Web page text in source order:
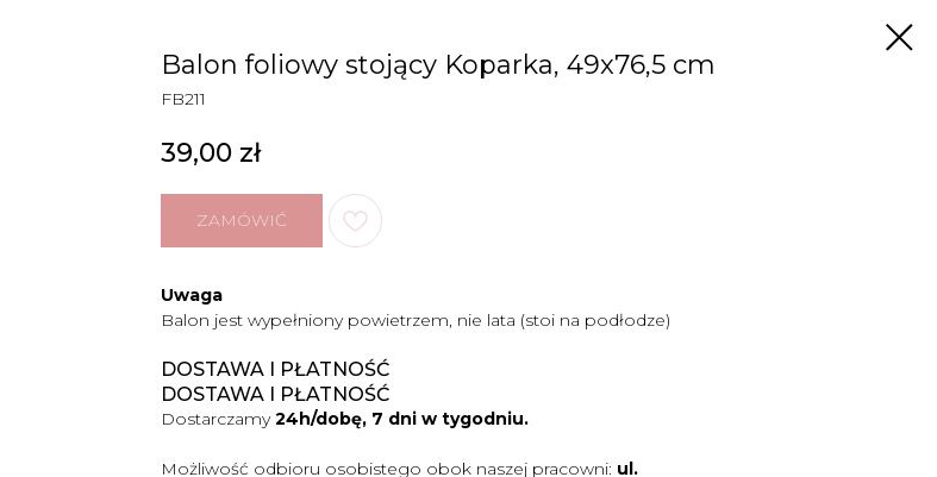
Balon foliowy stojący Koparka, 49x76,5 cm
FB211
39,00 zł
ZAMÓWIĆ
Uwaga
Balon jest wypełniony powietrzem, nie lata (stoi na podłodze)
DOSTAWA I PŁATNOŚĆ
DOSTAWA I PŁATNOŚĆ
Dostarczamy24h/dobę, 7 dni w tygodniu.
Możliwość odbioru osobistego obok naszej pracowni: ul.